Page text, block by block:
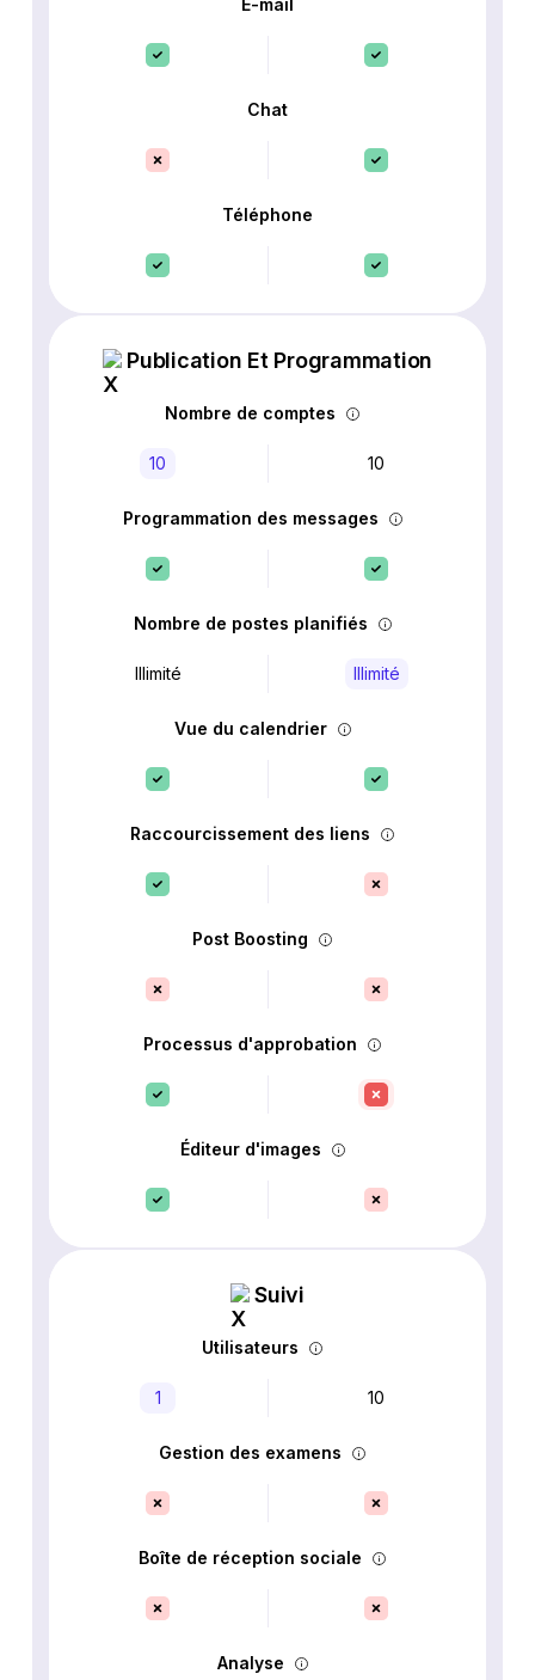
E-mail
Chat
Téléphone
Publication Et Programmation
Nombre de comptes
10 10
Programmation des messages
Nombre de postes planifiés
Illimité Illimité
Vue du calendrier
Raccourcissement des liens
Post Boosting
Processus d'approbation
Éditeur d'images
Suivi
Utilisateurs
1 10
Gestion des examens
Boîte de réception sociale
Analyse